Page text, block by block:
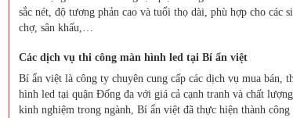
sắc nét, độ tương phản cao và tuổi thọ dài, phù hợp cho các
chợ, sân khấu,…
Các dịch vụ thi công màn hình led tại Bí ẩn việt
Bí ẩn việt là công ty chuyên cung cấp các dịch vụ mua bán,
hình led tại quận Đống đa với giá cả cạnh tranh và chất
kinh nghiệm trong ngành, Bí ẩn việt đã thực hiện thành